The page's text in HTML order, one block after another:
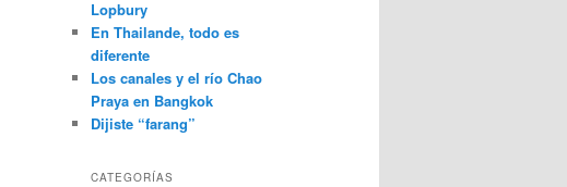
Lopbury
En Thailande, todo es
diferente
Los canales y el río Chao
Praya en Bangkok
Dijiste “farang”
CATEGORÍAS